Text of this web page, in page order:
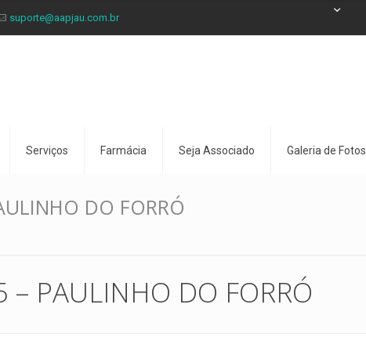
suporte@aapjau.com.br
Serviços Farmácia Seja Associado Galeria de Fotos
DO FORRÓ
PAULINHO DO FORRÓ